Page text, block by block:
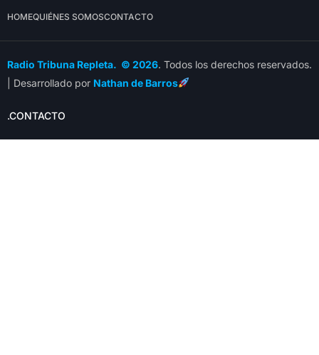
HOMEQUIÉNES SOMOSCONTACTO
Radio Tribuna Repleta. © 2026. Todos los derechos reservados.
| Desarrollado por Nathan de Barros
.CONTACTO